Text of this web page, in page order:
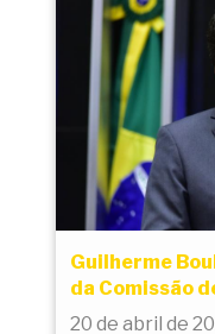
Guilherme
da Comissão
20 de abril de